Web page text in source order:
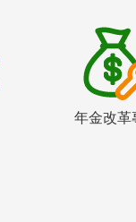
年金改革